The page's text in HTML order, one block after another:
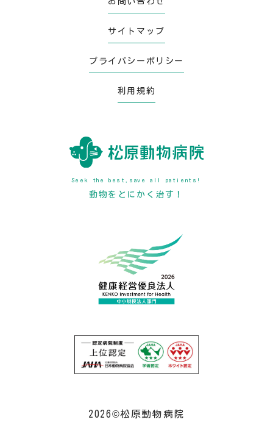
サイトマップ
プライバシーポリシー
利用規約
Seek the best,save all patients!
動物をとにかく治す！
2026©松原動物病院